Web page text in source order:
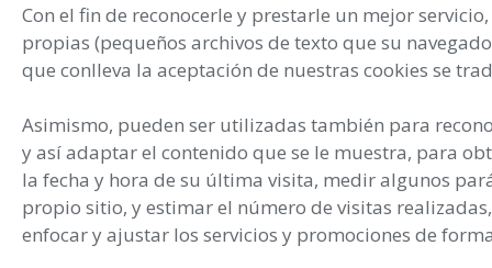
Con el fin de reconocerle y prestarle un mejor
propias (pequeños archivos de texto que su
que conlleva la aceptación de nuestras cookies se
Asimismo, pueden ser utilizadas también para
y así adaptar el contenido que se le muestra, para
la fecha y hora de su última visita, medir algunos
propio sitio, y estimar el número de visitas
enfocar y ajustar los servicios y promociones de